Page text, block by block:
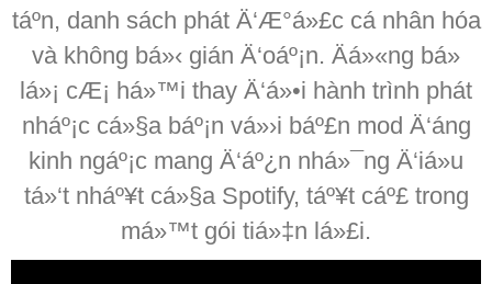
táº­n, danh sách phát Ä‘Æ°á»£c cá nhân hóa
và không bá»‹ gián Ä‘oáº¡n. Äá»«ng bá»
lá»¡ cÆ¡ há»™i thay Ä‘á»•i hành trình phát
nháº¡c cá»§a báº¡n vá»›i báº£n mod Ä‘áng
kinh ngáº¡c mang Ä‘áº¿n nhá»¯ng Ä‘iá»u
tá»‘t nháº¥t cá»§a Spotify, táº¥t cáº£ trong
má»™t gói tiá»‡n lá»£i.